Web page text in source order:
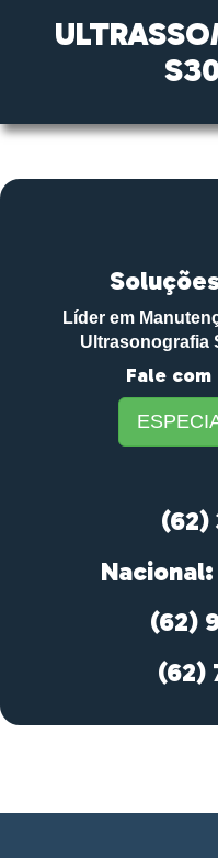
Líder em
Ultrasonografia
Fale
(62)
Nacional:
(62)
(62)